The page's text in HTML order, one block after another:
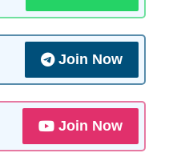
Join Now
Join Now